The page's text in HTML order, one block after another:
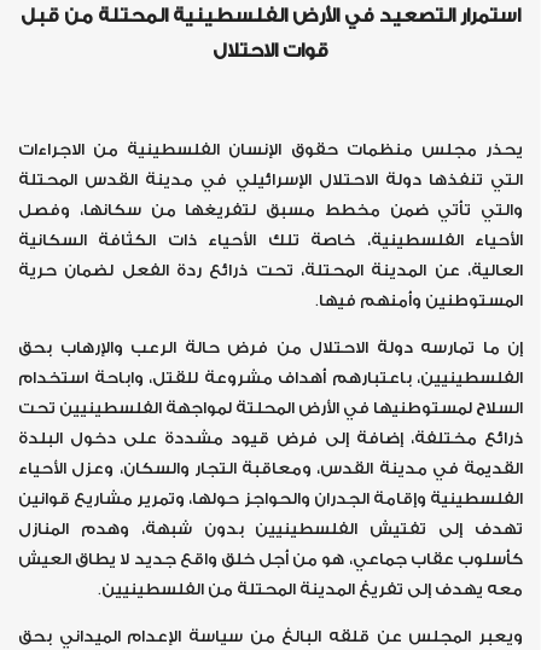
استمرار التصعيد في الأرض الفلسطينية المحتلة من قبل
قوات الاحتلال
يحذر مجلس منظمات حقوق الإنسان الفلسطينية من الاجراءات
التي تنفذها دولة الاحتلال الإسرائيلي في مدينة القدس المحتلة
والتي تأتي ضمن مخطط مسبق لتفريغها من سكانها، وفصل
الأحياء الفلسطينية، خاصة تلك الأحياء ذات الكثافة السكانية
العالية، عن المدينة المحتلة، تحت ذرائع ردة الفعل لضمان حرية
المستوطنين وأمنهم فيها.
إن ما تمارسه دولة الاحتلال من فرض حالة الرعب والإرهاب بحق
الفلسطينيين، باعتبارهم أهداف مشروعة للقتل، واباحة استخدام
السلاح لمستوطنيها في الأرض المحلتة لمواجهة الفلسطينيين تحت
ذرائع مختلفة، إضافة إلى فرض قيود مشددة على دخول البلدة
القديمة في مدينة القدس، ومعاقبة التجار والسكان، وعزل الأحياء
الفلسطينية وإقامة الجدران والحواجز حولها، وتمرير مشاريع قوانين
تهدف إلى تفتيش الفلسطينيين بدون شبهة، وهدم المنازل
كأسلوب عقاب جماعي، هو من أجل خلق واقع جديد لا يطاق العيش
معه يهدف إلى تفريغ المدينة المحتلة من الفلسطينيين.
ويعبر المجلس عن قلقه البالغ من سياسة الإعدام الميداني بحق